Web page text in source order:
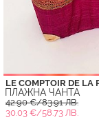
LE COMPTOIR DE LA
ПЛАЖНА ЧАНТА
42.90 €/83.91 ЛВ.
30.03 €/58.73 ЛВ.